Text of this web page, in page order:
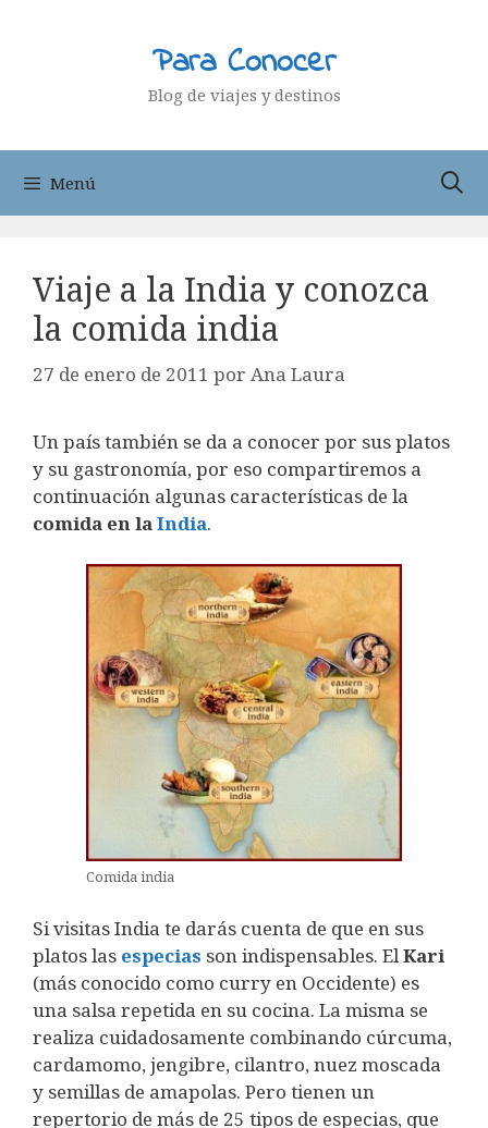
Para Conocer
Blog de viajes y destinos
Menú
Viaje a la India y conozca
la comida india
27 de enero de 2011 por Ana Laura
Un país también se da a conocer por sus platos
y su gastronomía, por eso compartiremos a
continuación algunas características de la
comida en la India.
Comida india
Si visitas India te darás cuenta de que en sus
platos las especias son indispensables. ElKari
(más conocido como curry en Occidente) es
una salsa repetida en su cocina. La misma se
realiza cuidadosamente combinando cúrcuma,
cardamomo, jengibre, cilantro, nuez moscada
y semillas de amapolas. Pero tienen un
repertorio de más de 25 tipos de especias, que